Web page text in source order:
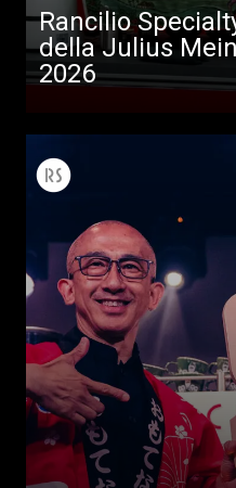
Rancilio
della Julius
2026